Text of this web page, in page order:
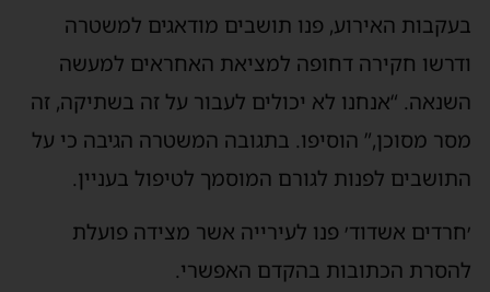
בעקבות האירוע, פנו תושבים מודאגים למשטרה
ודרשו חקירה דחופה למציאת האחראים למעשה
השנאה. “אנחנו לא יכולים לעבור על זה בשתיקה, זה
מסר מסוכן,” הוסיפו. בתגובה המשטרה הגיבה כי על
התושבים לפנות לגורם המוסמך לטיפול בעניין.
׳חרדים אשדוד׳ פנו לעירייה אשר מצידה פועלת
להסרת הכתובות בהקדם האפשרי.